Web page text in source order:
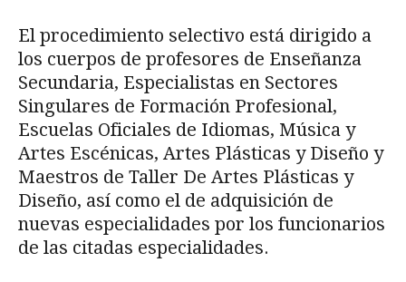
El procedimiento selectivo está dirigido a
los cuerpos de profesores de Enseñanza
Secundaria, Especialistas en Sectores
Singulares de Formación Profesional,
Escuelas Oficiales de Idiomas, Música y
Artes Escénicas, Artes Plásticas y Diseño y
Maestros de Taller De Artes Plásticas y
Diseño, así como el de adquisición de
nuevas especialidades por los funcionarios
de las citadas especialidades.